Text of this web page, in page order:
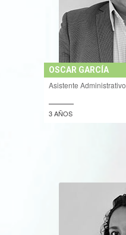
OSCAR GARCÍA
Asistente Administrativo
3 AÑOS